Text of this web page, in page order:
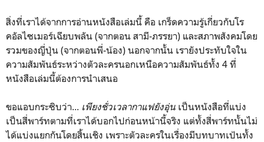
สิ่งที่เราได้จากการอ่านหนังสือเล่มนี้ คือ เกร็ดความรู้เกี่ยวกับโร
คอัลไซเมอร์เฉียบพลัน (จากตอน สามี-ภรรยา) และสภาพสังคมโดย
รวมของญี่ปุ่น (จากตอนพี่-น้อง) นอกจากนั้น เรายังประทับใจใน
ความสัมพันธ์ระหว่างตัวละครนอกเหนือความสัมพันธ์ทั้ง 4 ที่
หนังสือเล่มนี้ต้องการนำเสนอ
ขอแอบกระซิบว่า... เพียงชั่วเวลากาแฟยังอุ่น เป็นหนังสือที่แบ่ง
เป็นสี่พาร์ทตามที่เราได้บอกไปก่อนหน้านี้จริง แต่ทั้งสี่พาร์ทนั้นไม่
ได้แบ่งแยกกันโดยสิ้นเชิง เพราะตัวละครในเรื่องมีบทบาทเป้นทั้ง